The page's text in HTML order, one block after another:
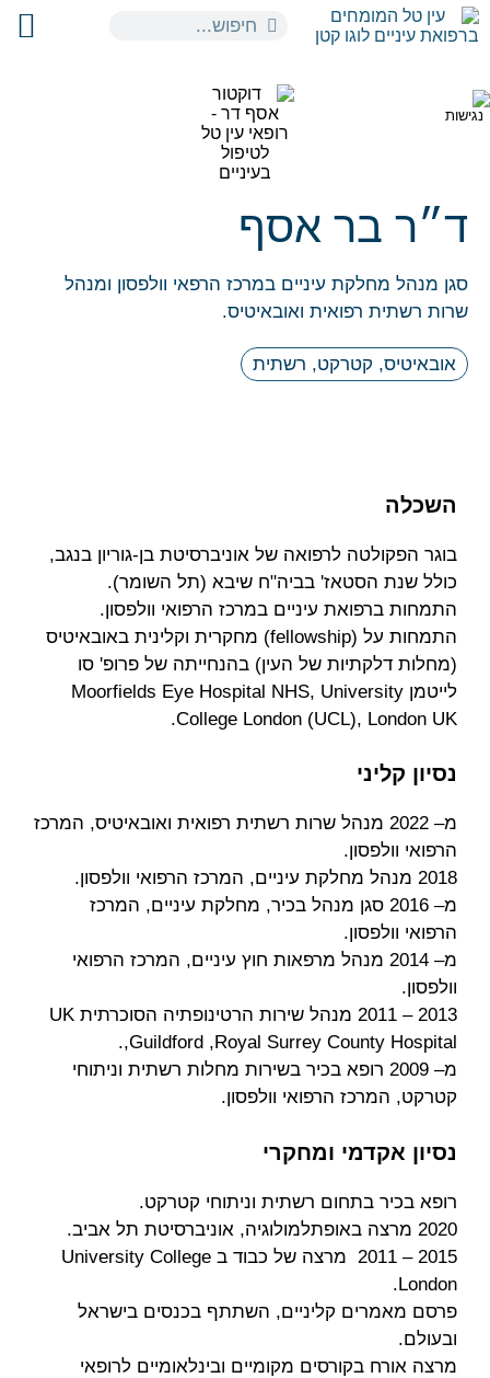
ד״ר בר אסף
סגן מנהל מחלקת עיניים במרכז הרפאי וולפסון ומנהל
שרות רשתית רפואית ואובאיטיס.
אובאיטיס, קטרקט, רשתית
השכלה
בוגר הפקולטה לרפואה של אוניברסיטת בן-גוריון בנגב,
כולל שנת הסטאז' בביה"ח שיבא (תל השומר).
התמחות ברפואת עיניים במרכז הרפואי וולפסון.
התמחות על (fellowship) מחקרית וקלינית באובאיטיס
(מחלות דלקתיות של העין) בהנחייתה של פרופ' סו
לייטמן Moorfields Eye Hospital NHS, University
College London (UCL), London UK.
נסיון קליני
מ– 2022 מנהל שרות רשתית רפואית ואובאיטיס, המרכז
הרפואי וולפסון.
2018 מנהל מחלקת עיניים, המרכז הרפואי וולפסון.
מ– 2016 סגן מנהל בכיר, מחלקת עיניים, המרכז
הרפואי וולפסון.
מ– 2014 מנהל מרפאות חוץ עיניים, המרכז הרפואי
וולפסון.
2013 – 2011 מנהל שירות הרטינופתיה הסוכרתית UK
,Guildford ,Royal Surrey County Hospital.
מ– 2009 רופא בכיר בשירות מחלות רשתית וניתוחי
קטרקט, המרכז הרפואי וולפסון.
נסיון אקדמי ומחקרי
רופא בכיר בתחום רשתית וניתוחי קטרקט.
2020 מרצה באופתלמולוגיה, אוניברסיטת תל אביב.
2015 – 2011 מרצה של כבוד ב University College
London.
פרסם מאמרים קליניים, השתתף בכנסים בישראל
ובעולם.
מרצה אורח בקורסים מקומיים ובינלאומיים לרופאי